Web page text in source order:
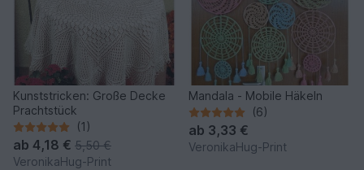
Kunststricken: Große Decke
Prachtstück
(1)
ab 4,18 € 5,50 €
VeronikaHug-Print
Mandala - Mobile Häkeln
(6)
ab 3,33 €
VeronikaHug-Print